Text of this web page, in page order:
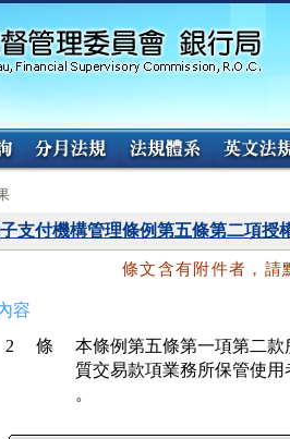
支付機構管理條例第五條第二項授
條文含有附件者，請
容
2 條
本條例第五條第一項第二
質交易款項業務所保管使
。